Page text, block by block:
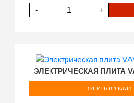
- +
ЭЛЕКТРИЧЕСКАЯ ПЛИТА
КУПИТЬ В 1 КЛИК